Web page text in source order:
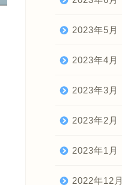
2023年5月
2023年4月
2023年3月
2023年2月
2023年1月
2022年12月